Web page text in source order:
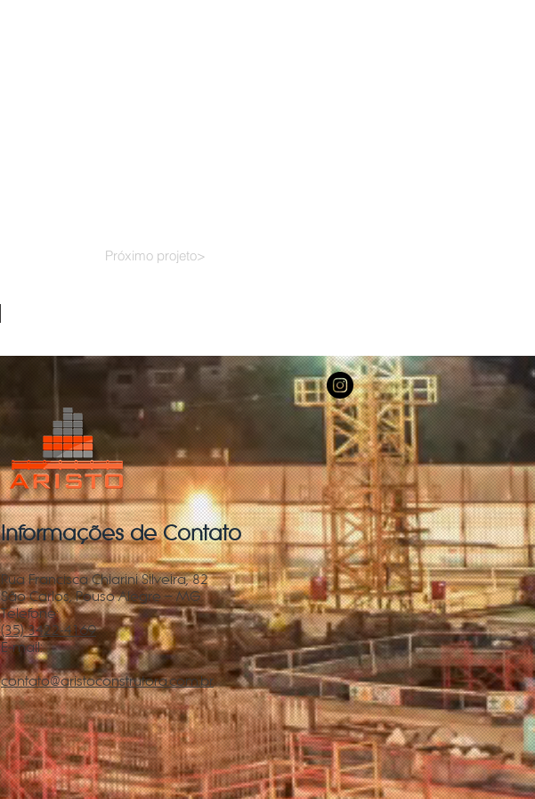
Próximo projeto>
Informações de Contato
Rua Francisca Chiarini Silveira, 82
São Carlos, Pouso Alegre – MG
Telefone:
(35) 3422-4169
E-mail:
contato@aristoconstrutora.com.br